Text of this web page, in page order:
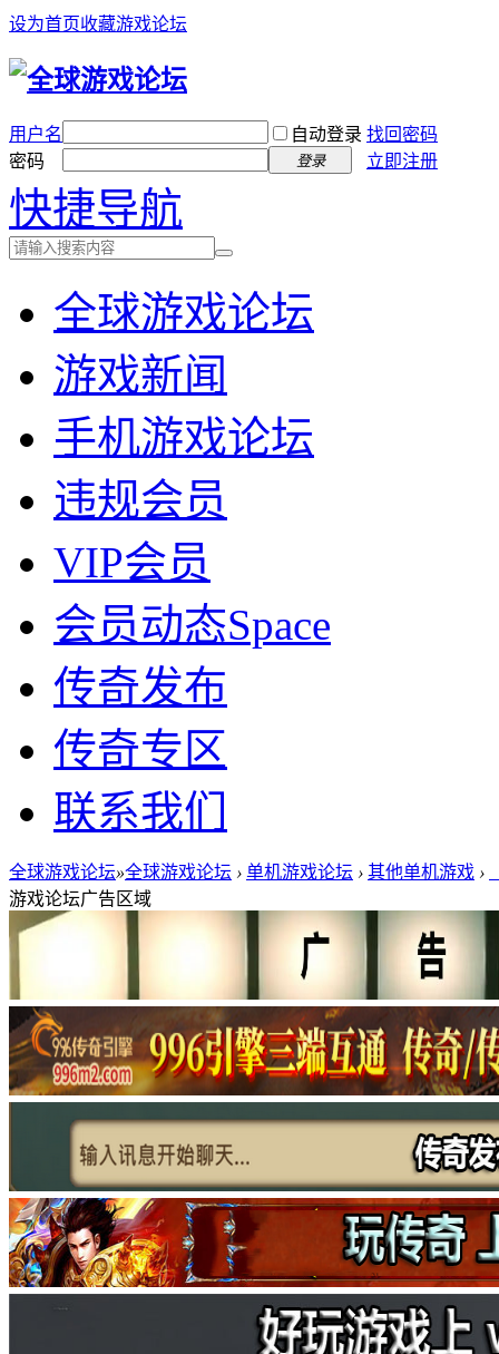
设为首页收藏游戏论坛
用户名 自动登录 找回密码
密码
登录 立即注册
快捷导航
全球游戏论坛
游戏新闻
手机游戏论坛
违规会员
VIP会员
会员动态Space
传奇发布
传奇专区
联系我们
全球游戏论坛»全球游戏论坛 › 单机游戏论坛 › 其他单机游戏 ›
游戏论坛广告区域